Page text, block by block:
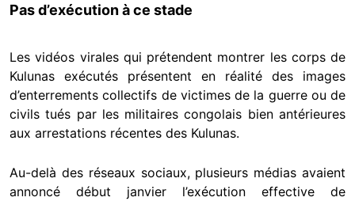
Pas d’exécution à ce stade
Les vidéos virales qui prétendent montrer les corps de
Kulunas exécutés présentent en réalité des images
d’enterrements collectifs de victimes de la guerre ou de
civils tués par les militaires congolais bien antérieures
aux arrestations récentes des Kulunas.
Au-delà des réseaux sociaux, plusieurs médias avaient
annoncé début janvier l’exécution effective de